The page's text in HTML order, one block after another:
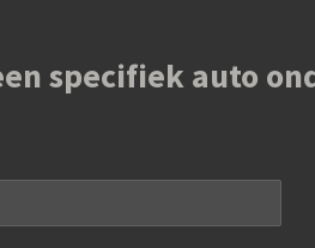
specifiek auto